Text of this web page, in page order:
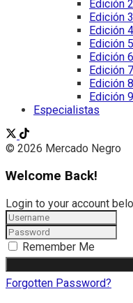
Edición 2
Edición 3
Edición 4
Edición 5
Edición 6
Edición 7
Edición 8
Edición 9
Especialistas
© 2026 Mercado Negro
Welcome Back!
Login to your account
Remember Me
Forgotten Password?